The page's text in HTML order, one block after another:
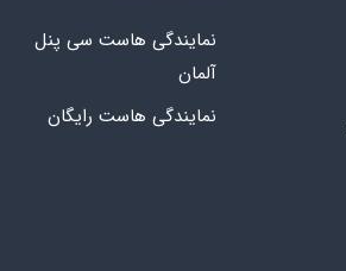
نمایندگی هاست سی پنل
آلمان
نمایندگی هاست رایگان